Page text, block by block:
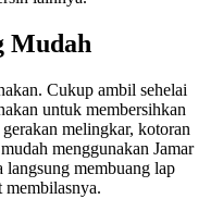
Mudah
Cukup ambil sehelai
untuk membersihkan
melingkar, kotoran
menggunakan Jamar
langsung membuang lap
membilasnya.